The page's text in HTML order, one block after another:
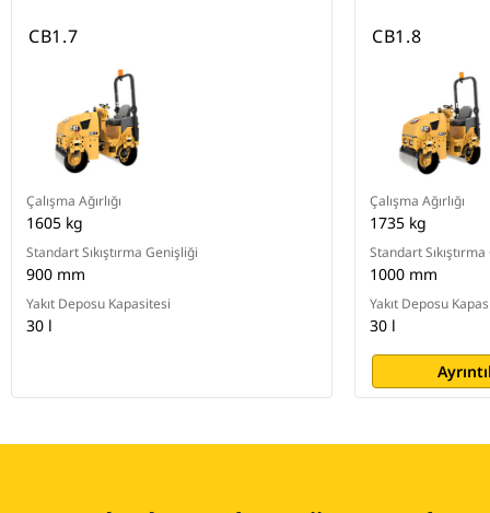
CB1.7
Çalışma Ağırlığı
1605 kg
Standart Sıkıştırma Genişliği
900 mm
Yakıt Deposu Kapasitesi
30 l
CB1.8
Çalışma Ağırlığı
1735 kg
Standart
1000 mm
Yakıt Deposu
30 l